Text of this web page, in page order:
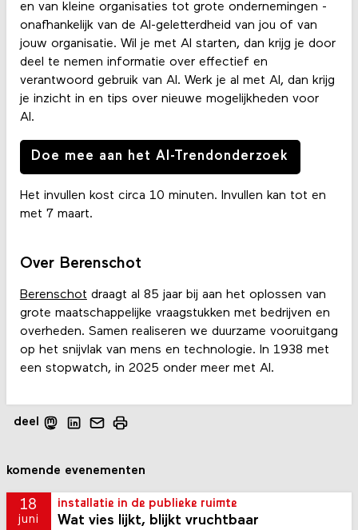
en van kleine organisaties tot grote ondernemingen -
onafhankelijk van de AI-geletterdheid van jou of van
jouw organisatie. Wil je met AI starten, dan krijg je door
deel te nemen informatie over effectief en
verantwoord gebruik van AI. Werk je al met AI, dan krijg
je inzicht in en tips over nieuwe mogelijkheden voor
AI.
Doe mee aan het AI-Trendonderzoek
Het invullen kost circa 10 minuten. Invullen kan tot en
met 7 maart.
Over Berenschot
Berenschot draagt al 85 jaar bij aan het oplossen van
grote maatschappelijke vraagstukken met bedrijven en
overheden. Samen realiseren we duurzame vooruitgang
op het snijvlak van mens en technologie. In 1938 met
een stopwatch, in 2025 onder meer met AI.
deel
komende evenementen
18
juni
installatie in de publieke ruimte
Wat vies lijkt, blijkt vruchtbaar